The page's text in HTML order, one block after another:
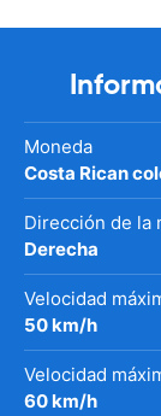
Moneda
Costa Rican
Dirección de la
Derecha
Velocidad
50 km/h
Velocidad
60 km/h